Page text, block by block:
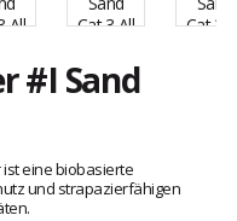
#I Sand
ist eine biobasierte
und strapazierfähigen